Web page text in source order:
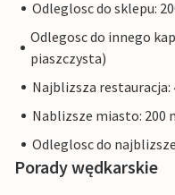
Odleglosc do sklepu:
Odlegosc do innego
piaszczysta)
Najblizsza restauracja:
Nablizsze miasto: 200
Odleglosc do
Porady wędkarskie